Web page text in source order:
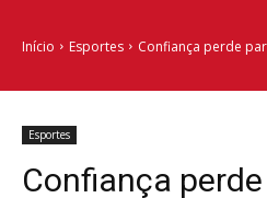
Início Esportes Confiança perde
Esportes
Confiança